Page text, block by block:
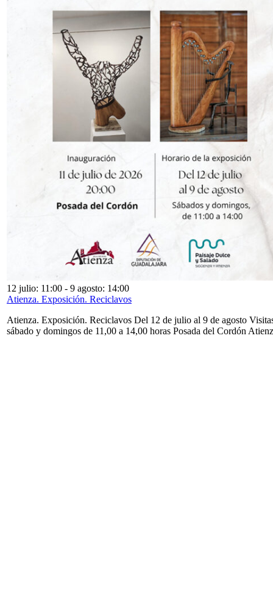
12 julio: 11:00 - 9 agosto: 14:00
Atienza. Exposición. Reciclavos
Atienza. Exposición. Reciclavos Del 12 de julio al 9 de agosto
sábado y domingos de 11,00 a 14,00 horas Posada del Cordón